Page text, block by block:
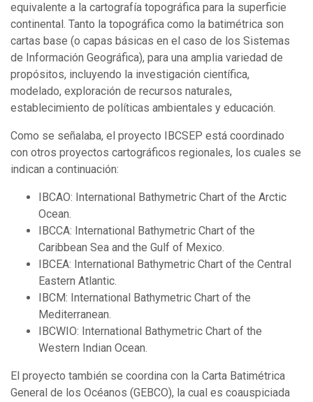
equivalente a la cartografía topográfica para la superficie
continental. Tanto la topográfica como la batimétrica son
cartas base (o capas básicas en el caso de los Sistemas
de Información Geográfica), para una amplia variedad de
propósitos, incluyendo la investigación científica,
modelado, exploración de recursos naturales,
establecimiento de políticas ambientales y educación.
Como se señalaba, el proyecto IBCSEP está coordinado
con otros proyectos cartográficos regionales, los cuales se
indican a continuación:
IBCAO: International Bathymetric Chart of the Arctic
Ocean.
IBCCA: International Bathymetric Chart of the
Caribbean Sea and the Gulf of Mexico.
IBCEA: International Bathymetric Chart of the Central
Eastern Atlantic.
IBCM: International Bathymetric Chart of the
Mediterranean.
IBCWIO: International Bathymetric Chart of the
Western Indian Ocean.
El proyecto también se coordina con la Carta Batimétrica
General de los Océanos (GEBCO), la cual es coauspiciada